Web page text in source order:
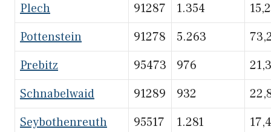
Plech
91287 1.354
Pottenstein
91278 5.263
Prebitz
95473 976
Schnabelwaid
91289 932
Seybothenreuth
95517 1.281